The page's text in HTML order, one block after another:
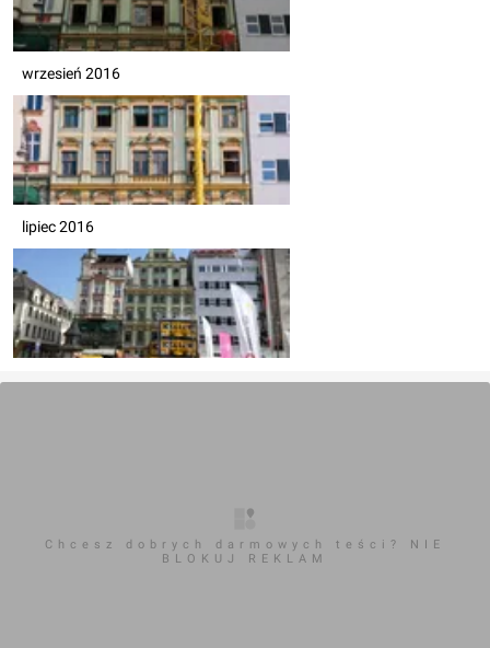
wrzesień 2016
lipiec 2016
Chcesz dobrych darmowych teści? NIE
BLOKUJ REKLAM